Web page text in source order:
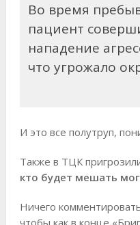
Во время
пациент
нападение
что угрожало
И это все полутруп,
Также в ТЦК
кто будет мешать
Ничего
чтобы как в конце